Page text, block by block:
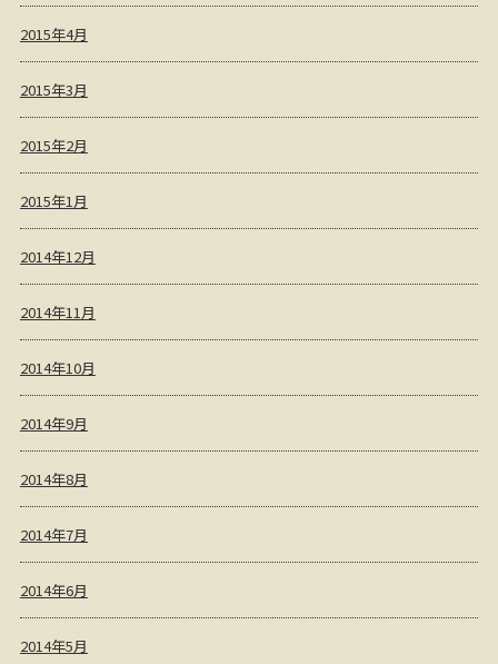
2015年4月
2015年3月
2015年2月
2015年1月
2014年12月
2014年11月
2014年10月
2014年9月
2014年8月
2014年7月
2014年6月
2014年5月